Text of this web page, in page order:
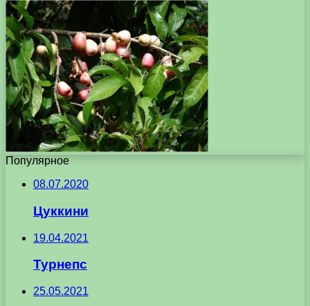
Популярное
08.07.2020
Цуккини
19.04.2021
Турнепс
25.05.2021